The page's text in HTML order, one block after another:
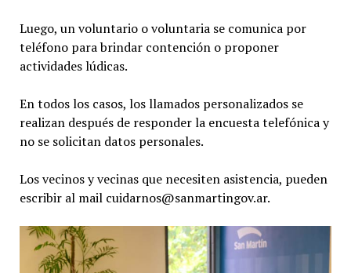
Luego, un voluntario o voluntaria se comunica por
teléfono para brindar contención o proponer
actividades lúdicas.
En todos los casos, los llamados personalizados se
realizan después de responder la encuesta telefónica y
no se solicitan datos personales.
Los vecinos y vecinas que necesiten asistencia, pueden
escribir al mail cuidarnos@sanmartingov.ar.